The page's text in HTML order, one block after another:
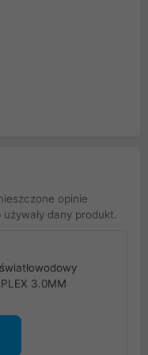
opinie
dany produkt.
3.0MM